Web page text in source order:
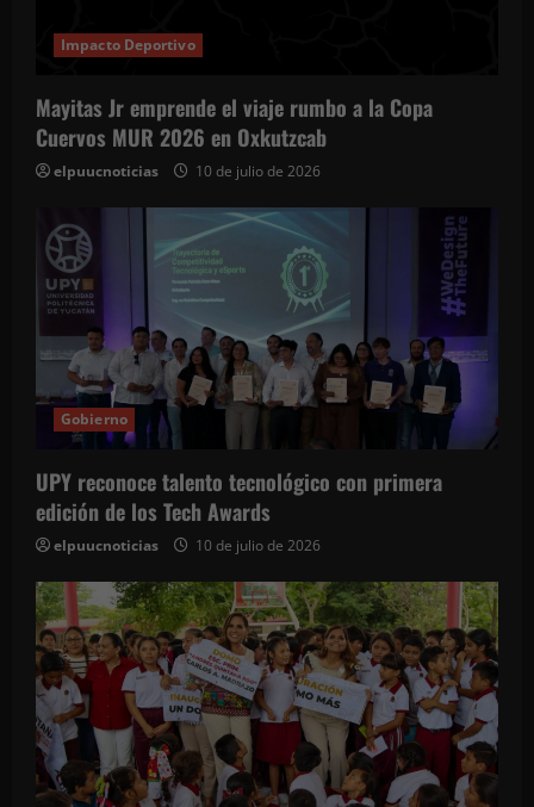
Impacto Deportivo
Mayitas Jr emprende el viaje rumbo a la Copa
Cuervos MUR 2026 en Oxkutzcab
elpuucnoticias 10 de julio de 2026
Gobierno
UPY reconoce talento tecnológico con primera
edición de los Tech Awards
elpuucnoticias 10 de julio de 2026